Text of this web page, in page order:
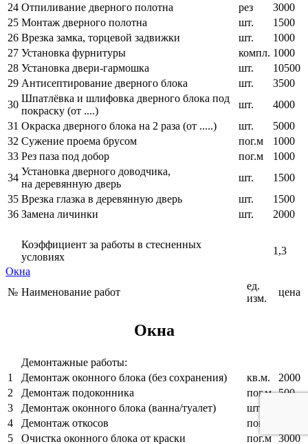
24 Отпиливание дверного полотна рез
3000
25 Монтаж дверного полотна шт.
1500
26 Врезка замка, торцевой задвижки шт.
1000
27 Установка фурнитуры компл. 1000
28 Установка двери-гармошка шт.
10500
29 Антисептирование дверного блока шт.
3500
30
Шпатлёвка и шлифовка дверного блока под
покраску (от ....)
шт.
4000
31 Окраска дверного блока на 2 раза (от .....) шт.
5000
32 Сужение проема брусом пог.м
1000
33 Рез паза под добор пог.м
1000
34
Установка дверного доводчика,
на деревянную дверь
шт.
1500
35 Врезка глазка в деревянную дверь шт.
1500
36 Замена личинки шт. 2000
Коэффициент за работы в стесненных
условиях
1,3
Окна
№ Наименование работ
ед.
изм.
цена
Окна
Демонтажные работы:
1
Демонтаж оконного блока (без сохранения) кв.м.
2000
2
Демонтаж подоконника пог.м 500
3
Демонтаж оконного блока (ванна/туалет) шт.
4
Демонтаж откосов пог.м
5
Очистка оконного блока от краски пог.м 3000